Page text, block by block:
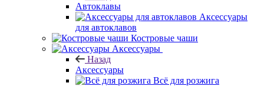
Автоклавы
Аксессуары
для автоклавов
Костровые чаши
Аксессуары
Назад
Аксессуары
Всё для розжига